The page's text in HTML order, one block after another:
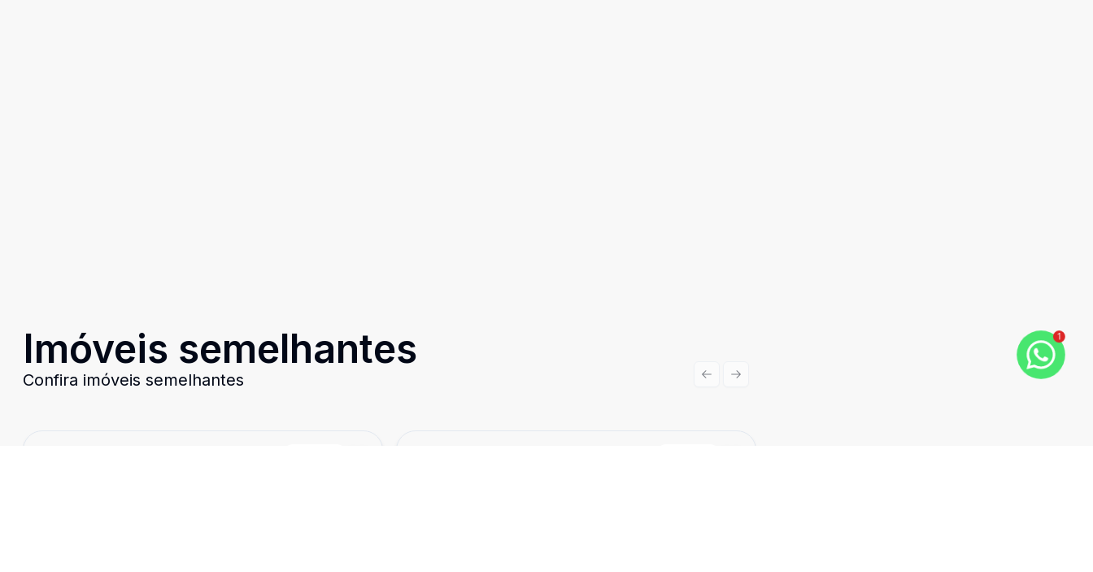
Imóveis semelhantes
Confira imóveis semelhantes Previous slide
Next slide
1